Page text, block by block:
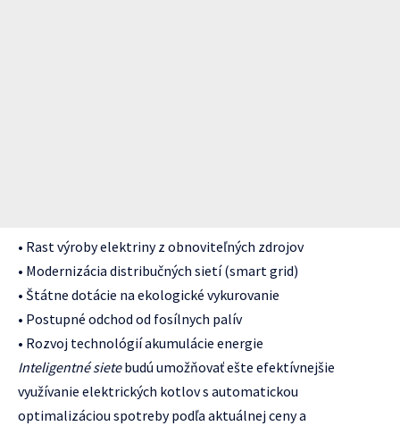
• Rast výroby elektriny z obnoviteľných zdrojov
• Modernizácia distribučných sietí (smart grid)
• Štátne dotácie na ekologické vykurovanie
• Postupné odchod od fosílnych palív
• Rozvoj technológií akumulácie energie
Inteligentné sietebudú umožňovať ešte efektívnejšie
využívanie elektrických kotlov s automatickou
optimalizáciou spotreby podľa aktuálnej ceny a